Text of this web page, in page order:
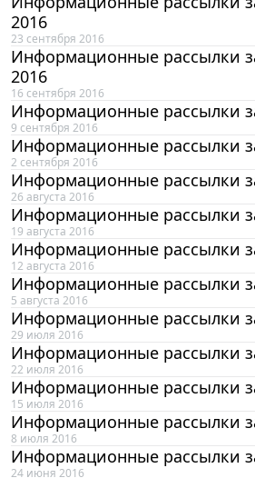
2016
23 сентября 2016
Информационные рассылки
2016
16 сентября 2016
Информационные рассылки
9 сентября 2016
Информационные рассылки
2 сентября 2016
Информационные рассылки
26 августа 2016
Информационные рассылки
19 августа 2016
Информационные рассылки
12 августа 2016
Информационные рассылки
5 августа 2016
Информационные рассылки
29 июля 2016
Информационные рассылки
22 июля 2016
Информационные рассылки
15 июля 2016
Информационные рассылки
8 июля 2016
Информационные рассылки
24 июня 2016